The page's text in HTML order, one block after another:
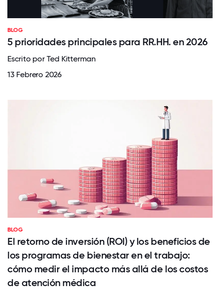
BLOG
5 prioridades principales para RR.HH. en 2026
Escrito por Ted Kitterman
13 Febrero 2026
BLOG
El retorno de inversión (ROI) y los beneficios de
los programas de bienestar en el trabajo:
cómo medir el impacto más allá de los costos
de atención médica